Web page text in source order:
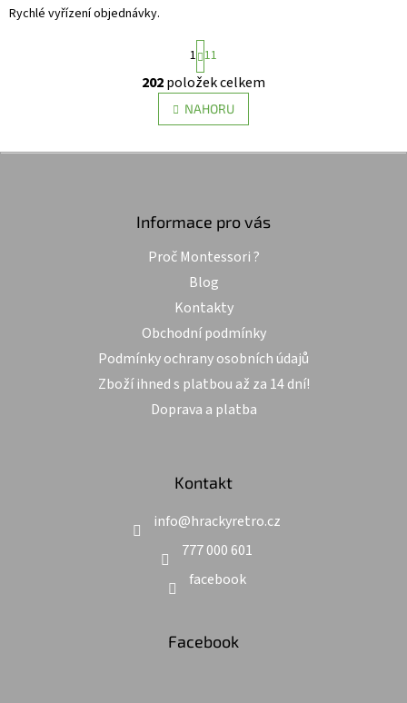
Rychlé vyřízení objednávky.
O
v
l
d
p
v
k
v
ý
i
s
S
t
r
á
n
k
v
1 11
202položek celkem
NAHORU
Z
Informace pro vás
Proč Montessori ?
Blog
Kontakty
Obchodní podmínky
Podmínky ochrany osobních údajů
Zboží ihned s platbou až za 14 dní!
Doprava a platba
Kontakt
info@hrackyretro.cz
777 000 601
facebook
Facebook